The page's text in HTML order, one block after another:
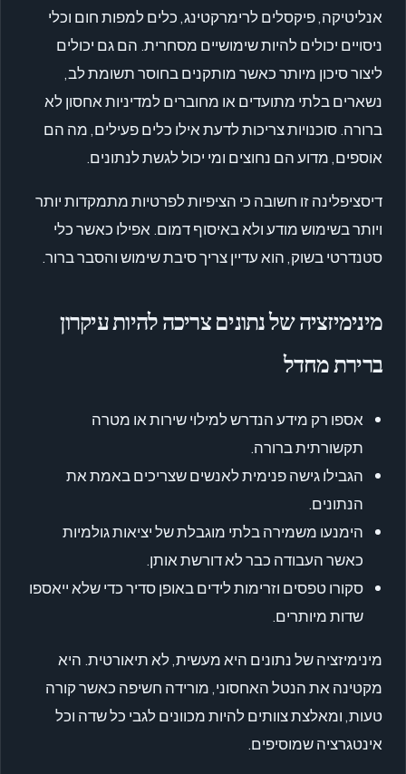
אנליטיקה, פיקסלים לרימרקטינג, כלים למפות חום וכלי
ניסויים יכולים להיות שימושיים מסחרית. הם גם יכולים
ליצור סיכון מיותר כאשר מותקנים בחוסר תשומת לב,
נשארים בלתי מתועדים או מחוברים למדיניות אחסון לא
ברורה. סוכנויות צריכות לדעת אילו כלים פעילים, מה הם
אוספים, מדוע הם נחוצים ומי יכול לגשת לנתונים.
דיסציפלינה זו חשובה כי הציפיות לפרטיות מתמקדות יותר
ויותר בשימוש מודע ולא באיסוף דמום. אפילו כאשר כלי
סטנדרטי בשוק, הוא עדיין צריך סיבת שימוש והסבר ברור.
מינימיזציה של נתונים צריכה להיות עיקרון
ברירת מחדל
אספו רק מידע הנדרש למילוי שירות או מטרה
תקשורתית ברורה.
הגבילו גישה פנימית לאנשים שצריכים באמת את
הנתונים.
הימנעו משמירה בלתי מוגבלת של יציאות גולמיות
כאשר העבודה כבר לא דורשת אותן.
סקורו טפסים וזרימות לידים באופן סדיר כדי שלא ייאספו
שדות מיותרים.
מינימיזציה של נתונים היא מעשית, לא תיאורטית. היא
מקטינה את הנטל האחסוני, מורידה חשיפה כאשר קורה
טעות, ומאלצת צוותים להיות מכוונים לגבי כל שדה וכל
אינטגרציה שמוסיפים.